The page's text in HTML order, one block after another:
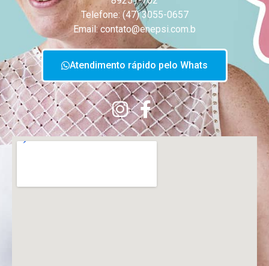
Telefone: (47) 3055-0657
Email: contato@enepsi.com.b
Atendimento rápido pelo Whats